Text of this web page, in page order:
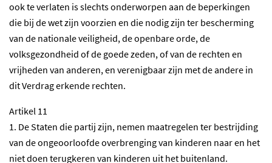
ook te verlaten is slechts onderworpen aan de beperkingen
die bij de wet zijn voorzien en die nodig zijn ter bescherming
van de nationale veiligheid, de openbare orde, de
volksgezondheid of de goede zeden, of van de rechten en
vrijheden van anderen, en verenigbaar zijn met de andere in
dit Verdrag erkende rechten.
Artikel 11
1. De Staten die partij zijn, nemen maatregelen ter bestrijding
van de ongeoorloofde overbrenging van kinderen naar en het
niet doen terugkeren van kinderen uit het buitenland.